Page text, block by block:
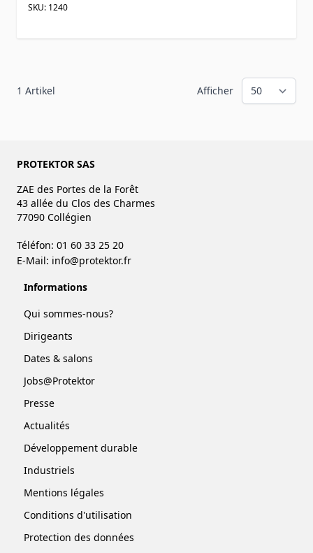
SKU: 1240
1 Artikel Afficher
PROTEKTOR SAS
ZAE des Portes de la Forêt
43 allée du Clos des Charmes
77090 Collégien
Téléfon: 01 60 33 25 20
E-Mail: info@protektor.fr
Informations
Qui sommes-nous?
Dirigeants
Dates & salons
Jobs@Protektor
Presse
Actualités
Développement durable
Industriels
Mentions légales
Conditions d'utilisation
Protection des données